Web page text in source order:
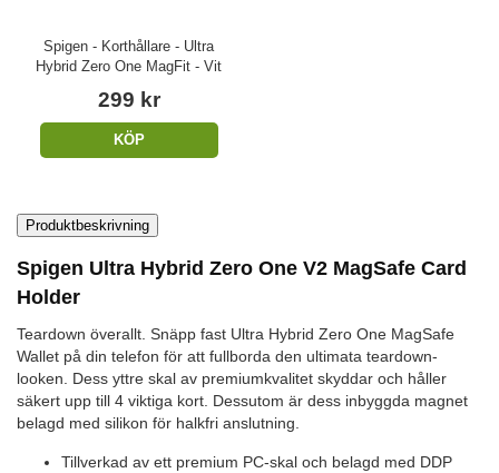
Spigen - Korthållare - Ultra
Hybrid Zero One MagFit - Vit
299 kr
KÖP
Produktbeskrivning
Spigen Ultra Hybrid Zero One V2 MagSafe Card
Holder
Teardown överallt. Snäpp fast Ultra Hybrid Zero One MagSafe
Wallet på din telefon för att fullborda den ultimata teardown-
looken. Dess yttre skal av premiumkvalitet skyddar och håller
säkert upp till 4 viktiga kort. Dessutom är dess inbyggda magnet
belagd med silikon för halkfri anslutning.
Tillverkad av ett premium PC-skal och belagd med DDP